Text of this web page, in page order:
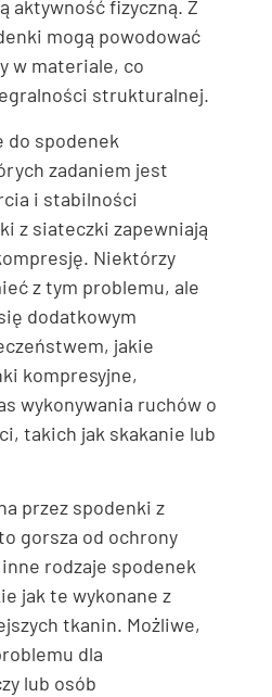
aktywność fizyczną. Z
mogą powodować
w materiale, co
strukturalnej.
spodenek
zadaniem jest
i stabilności
z siateczki zapewniają
Niektórzy
z tym problemu, ale
dodatkowym
jakie
kompresyjne,
wykonywania ruchów o
takich jak skakanie lub
przez spodenki z
gorsza od ochrony
rodzaje spodenek
jak te wykonane z
tkanin. Możliwe,
dla
lub osób